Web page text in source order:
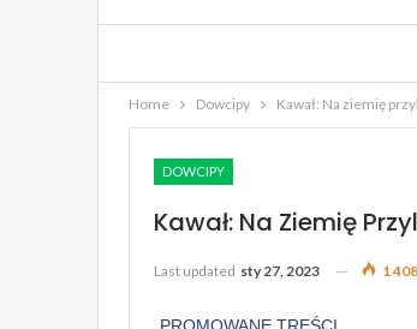
Home Dowcipy Kawał: Na ziemię
DOWCIPY
Kawał: Na Ziemię
Last updated sty 27, 2023 1 408